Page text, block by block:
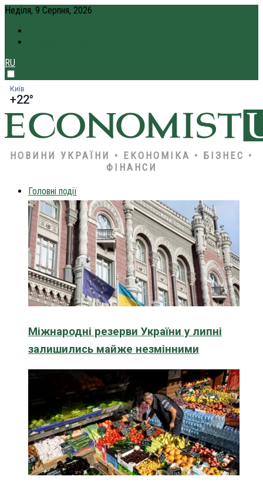
Неділя, 9 Серпня, 2026
RU
Київ
+22°
НОВИНИ УКРАЇНИ • ЕКОНОМІКА • БІЗНЕС •
ФІНАНСИ
Головні події
Міжнародні резерви України у липні
залишились майже незмінними